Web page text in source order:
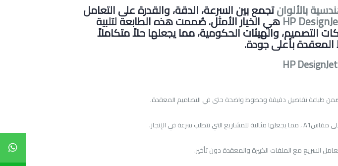
بالألوانتجمع بين السرعة، الدقة، والقدرة على التعامل
HPهي الخيار الأمثل. صُممت هذه الطابعة لتلبية
التصميم، والهيئات الحكومية، مما يجعلها حلاً متكاملاً
المعقدة بأعلى جودة.
طباعة تفاصيل دقيقة وخطوط واضحة حتى في التصاميم المعقدة.
مقاسA1، مما يجعلها مثالية للمشاريع التي تتطلب سرعة في الإنجاز.
السريع مع الملفات الكبيرة والمعقدة دون تأخير.